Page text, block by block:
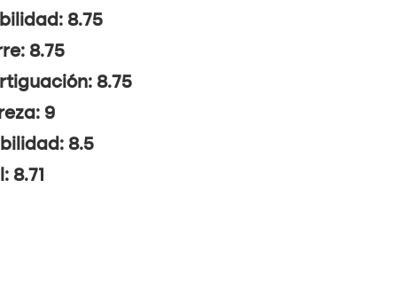
8.75
8.75
8.75
9
8.5
8.71